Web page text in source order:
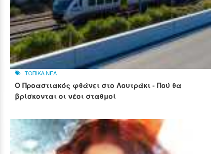
ΤΟΠΙΚΑ ΝΕΑ
Ο Προαστιακός φθάνει στο Λουτράκι - Πού θα
βρίσκονται οι νέοι σταθμοί